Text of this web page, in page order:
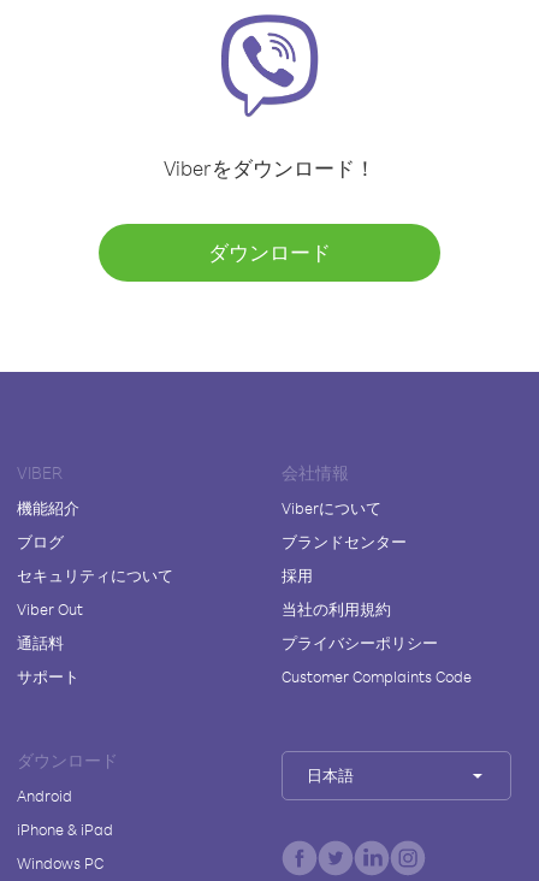
Viberをダウンロード！
ダウンロード
VIBER
機能紹介
ブログ
セキュリティについて
Viber Out
通話料
サポート
会社情報
Viberについて
ブランドセンター
採用
当社の利用規約
プライバシーポリシー
Customer Complaints Code
ダウンロード
Android
iPhone & iPad
Windows PC
日本語